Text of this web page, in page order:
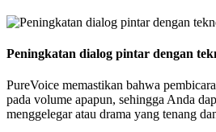
Peningkatan dialog pintar dengan
PureVoice memastikan bahwa
pada volume apapun, sehingga Anda
menggelegar atau drama yang tenang